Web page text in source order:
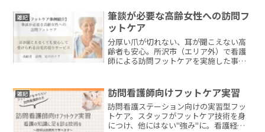
事例をご紹介します。今後の継続的なケ
アにもつながる第一歩として、初回の経
過を共有いたします。
雑記
筆談が必要な高齢女性への訪問フ
ットケア
分厚い爪が切れない、耳が聞こえない高
齢者も安心。所沢市（エリア外）で看護
師による訪問フットケアを実施した事例
雑記 訪問看護師向けフットケア実習
訪問看護ステーション向けの実習型フッ
トケア。スタッフがフットケア技術を身
につけ、他にはない"強み"に。看護経験